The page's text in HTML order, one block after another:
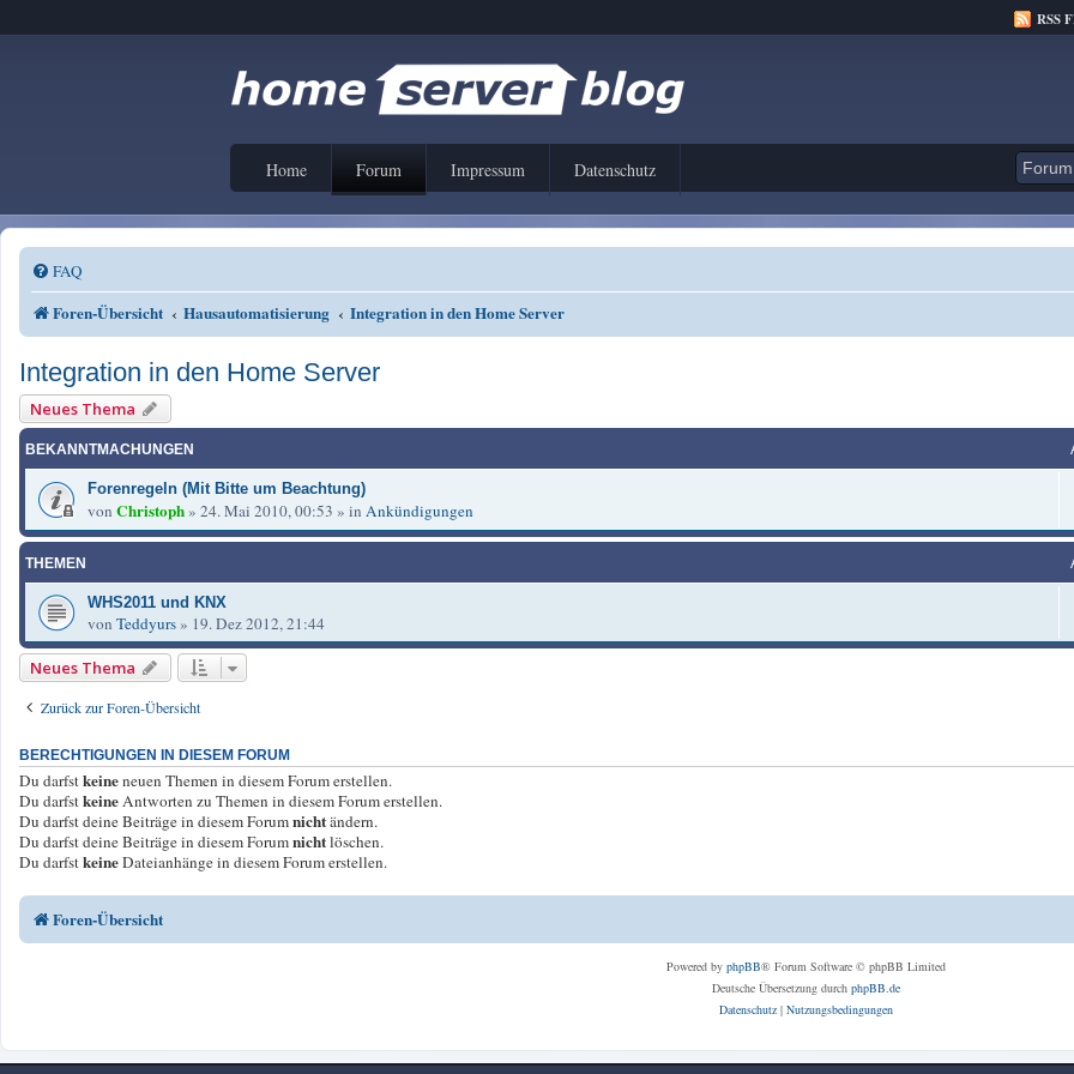
RSS
Home Forum Impressum Datenschutz
FAQ
Foren-Übersicht Hausautomatisierung Integration in den Home Server
Integration in den Home Server
Neues Thema
BEKANNTMACHUNGEN
Forenregeln (Mit Bitte um Beachtung)
von Christoph» 24. Mai 2010, 00:53 » in Ankündigungen
THEMEN
WHS2011 und KNX
von Teddyurs» 19. Dez 2012, 21:44
Neues Thema
Zurück zur Foren-Übersicht
BERECHTIGUNGEN IN DIESEM FORUM
Du darfstkeineneuen Themen in diesem Forum erstellen.
Du darfstkeine Antworten zu Themen in diesem Forum erstellen.
Du darfst deine Beiträge in diesem Forumnichtändern.
Du darfst deine Beiträge in diesem Forumnichtlöschen.
Du darfstkeineDateianhänge in diesem Forum erstellen.
Foren-Übersicht
Powered by phpBB® Forum Software © phpBB Limited
Deutsche Übersetzung durch phpBB.de
Datenschutz| Nutzungsbedingungen